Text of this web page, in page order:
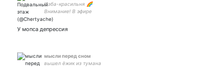
Изба-красильня 🌈
Внимание! В эфире
отечественный
специального
У мопса депрессия
мысли перед сном
вышел ёжик из тумана